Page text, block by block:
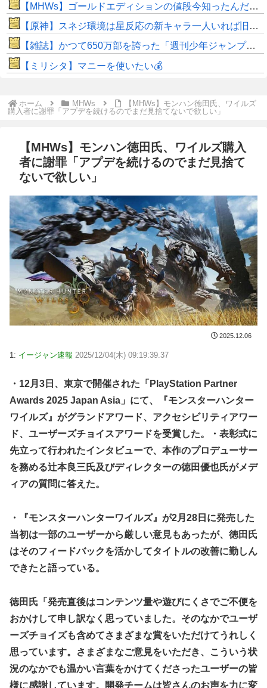
【MHWs】ゴールドエディションの値段今知ったんだけどやっっっっっっすwwwww
【原神】スネジ環境は星反応の新キャラ一人いれば旧キャラも使える感じ？
【雑誌】かつて650万部を誇った「週刊少年ジャンプ」、発行部数が初の100万部割れ ピーク時の４分の１にまで減少
【ミリシタ】マニーを使いたい💰
ホーム MHWs
【MHWs】モンハン徳田氏、ワイルズ
購入者に謝罪「アプデを続けるのでまだ見捨てないで欲しい」
【MHWs】モンハン徳田氏、ワイルズ購入
者に謝罪「アプデを続けるのでまだ見捨て
ないで欲しい」
2025.12.06
1: イージャン速報 2025/12/04(木) 09:19:39.37
・12月3日、東京で開催された「PlayStation Partner
Awards 2025 Japan Asia」にて、『モンスターハンター
ワイルズ』がグランドアワード、アクセシビリティアワー
ド、ユーザーズチョイスアワードを受賞した。・表彰式に
先立って行われたインタビューで、本作のプロデューサー
を務める辻本良三氏及びディレクターの徳田優也氏がメデ
ィアの質問に答えた。
・『モンスターハンターワイルズ』が2月28日に発売した
当初は一部のユーザーから厳しい意見もあったが、徳田氏
はそのフィードバックを活かしてタイトルの改善に勤しん
できたと語っている。
徳田氏「発売直後はコンテンツ量や遊びにくさでご不便を
おかけして申し訳なく思っていました。そのなかでユーザ
ーズチョイズも含めてさまざまな賞をいただけてうれしく
思っています。さまざまなご意見をいただき、こういう状
況のなかでも温かい言葉をかけてくださったユーザーの皆
様に感謝しています。開発チームは皆さんのお声を力に変